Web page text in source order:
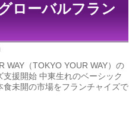
ローバルフラン
（TOKYO YOUR WAY）の
援開始 中東生れのベーシック
食未開の市場をフランチャイズで